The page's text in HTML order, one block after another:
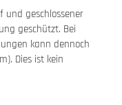
und geschlossener
geschützt. Bei
kann dennoch
Dies ist kein